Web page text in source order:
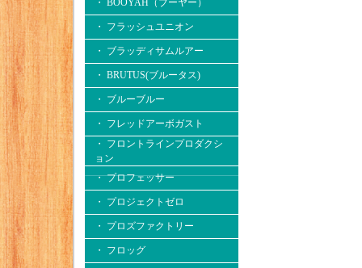
・ BOOYAH（ブーヤー）
・ フラッシュユニオン
・ ブラッディサムルアー
・ BRUTUS(ブルータス)
・ ブルーブルー
・ フレッドアーボガスト
・ フロントラインプロダクシ
ョン
・ プロフェッサー
・ プロジェクトゼロ
・ プロズファクトリー
・ フロッグ